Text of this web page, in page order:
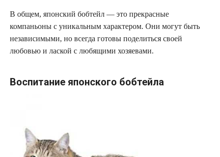
В общем, японский бобтейл — это прекрасные
компаньоны с уникальным характером. Они могут быть
независимыми, но всегда готовы поделиться своей
любовью и лаской с любящими хозяевами.
Воспитание японского бобтейла